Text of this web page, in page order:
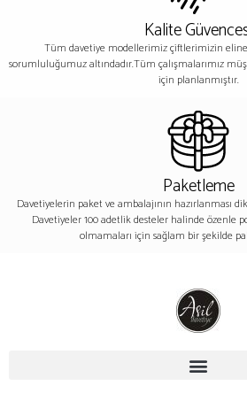
Kalite
Tüm davetiye modellerimiz çiftlerimizin
sorumluluğumuz altındadır.Tüm çalışmalarımız
için planlanmıştır.
Paketleme
Davetiyelerin paket ve ambalajının hazırlanması
Davetiyeler 100 adetlik desteler halinde özenle
olmamaları için sağlam bir şekilde